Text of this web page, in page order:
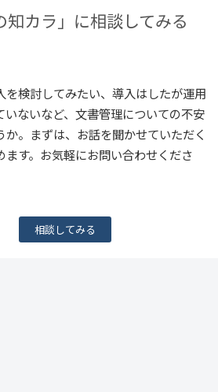
知カラ」に相談してみる
を検討してみたい、導入はしたが運用
いないなど、文書管理についての不安
か。まずは、お話を聞かせていただく
ます。お気軽にお問い合わせくださ
相談してみる